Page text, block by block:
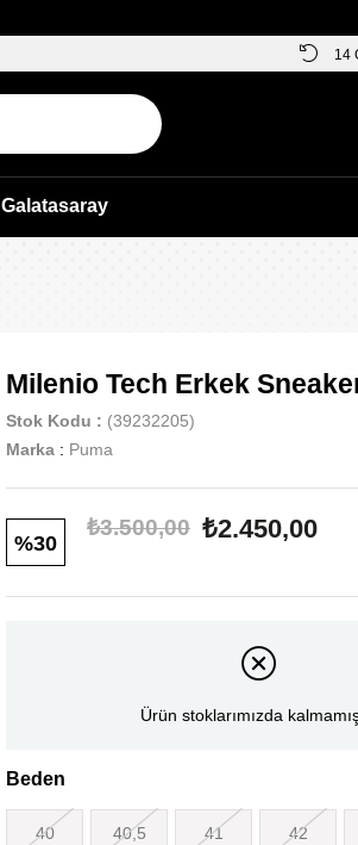
14
Galatasaray
Milenio Tech Erkek
Stok Kodu
(39232205)
Marka : Puma
30
₺3.500,00 ₺2.450,00
Ürün stoklarımızda
Beden
40 40,5 41 42